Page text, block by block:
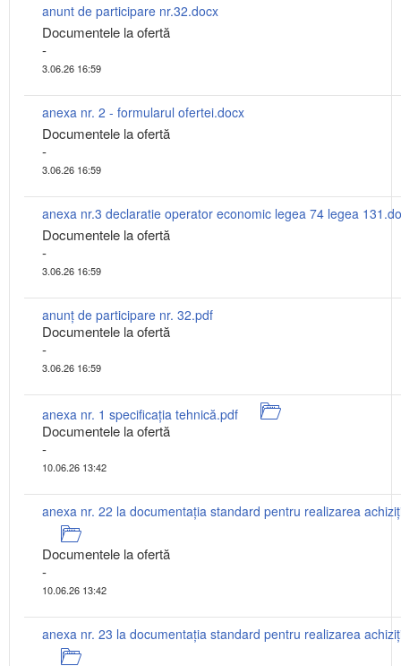
anunt de participare nr.32.docx
Documentele la ofertă
-
3.06.26 16:59
anexa nr. 2 - formularul ofertei.docx
Documentele la ofertă
-
3.06.26 16:59
anexa nr.3 declaratie operator economic legea 74 legea
Documentele la ofertă
-
3.06.26 16:59
anunț de participare nr. 32.pdf
Documentele la ofertă
-
3.06.26 16:59
anexa nr. 1 specificația tehnică.pdf
Documentele la ofertă
-
10.06.26 13:42
Documentele la ofertă
-
10.06.26 13:42